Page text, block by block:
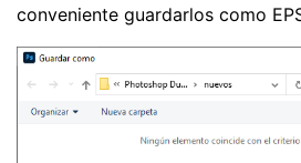
conveniente guardarlos como